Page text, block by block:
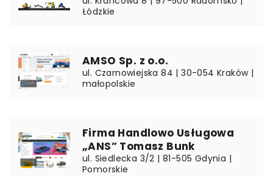
Łódzkie
AMSO Sp. z o.o.
ul. Czarnowiejska 84 | 30-054 Kraków |
małopolskie
Firma Handlowo Usługowa
„ANS” Tomasz Bunk
ul. Siedlecka 3/2 | 81-505 Gdynia |
Pomorskie